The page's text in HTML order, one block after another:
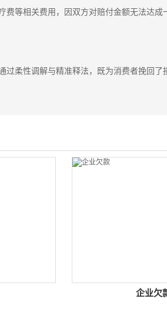
等相关费用，因双方对赔付金额无法达成
柔性调解与精准释法，既为消费者挽回了
企业欠